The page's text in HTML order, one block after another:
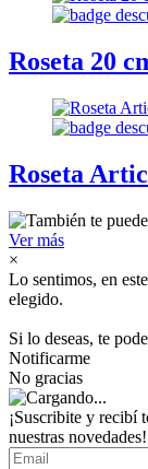
Roseta 20
Roseta
Ver más
×
Lo sentimos, en
elegido.
Si lo deseas, te
Notificarme
No gracias
¡Suscribite y recibí
nuestras novedades!